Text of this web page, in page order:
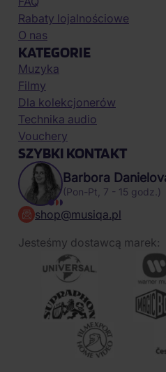
Rabaty lojalnościowe
O nas
KATEGORIE
Muzyka
Filmy
Dla kolekcjonerów
Technika audio
Vouchery
SZYBKI KONTAKT
Barbora
(Pon-Pt, 7 - 15 godz.)
shop@musiqa.pl
Jesteśmy dostawcą marek: